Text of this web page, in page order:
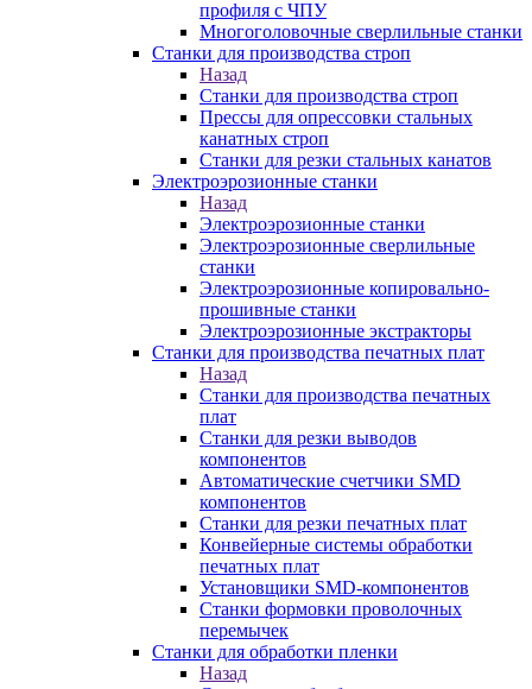
профиля с ЧПУ
Многоголовочные сверлильные станки
Станки для производства строп
Назад
Станки для производства строп
Прессы для опрессовки стальных
канатных строп
Станки для резки стальных канатов
Электроэрозионные станки
Назад
Электроэрозионные станки
Электроэрозионные сверлильные
станки
Электроэрозионные копировально-
прошивные станки
Электроэрозионные экстракторы
Станки для производства печатных плат
Назад
Станки для производства печатных
плат
Станки для резки выводов
компонентов
Автоматические счетчики SMD
компонентов
Станки для резки печатных плат
Конвейерные системы обработки
печатных плат
Установщики SMD-компонентов
Станки формовки проволочных
перемычек
Станки для обработки пленки
Назад